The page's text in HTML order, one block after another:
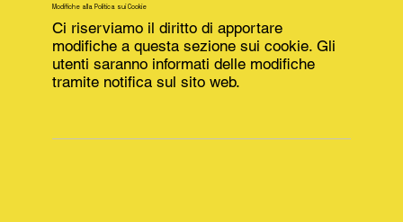
Modifiche alla Politica sui Cookie
Ci riserviamo il diritto di apportare
modifiche a questa sezione sui cookie. Gli
utenti saranno informati delle modifiche
tramite notifica sul sito web.